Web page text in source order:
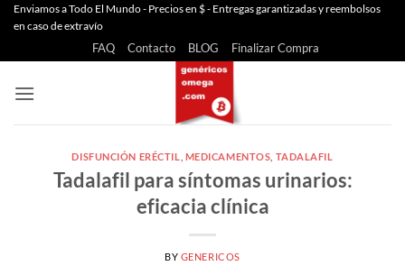
Saltar
Enviamos a Todo El Mundo - Precios en $ - Entregas garantizadas y reembolsos
en caso de extravío
FAQ Contacto BLOG Finalizar Compra
DISFUNCIÓN ERÉCTIL MEDICAMENTOS TADALAFIL
Tadalafil para síntomas urinarios:
eficacia clínica
BY GENERICOS